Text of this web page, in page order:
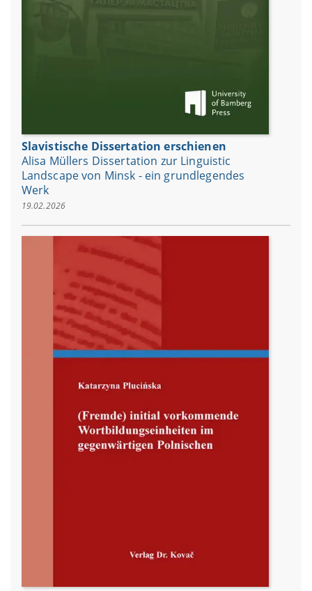
Slavistische Dissertation erschienen
Alisa Müllers Dissertation zur Linguistic
Landscape von Minsk - ein grundlegendes
Werk
19.02.2026